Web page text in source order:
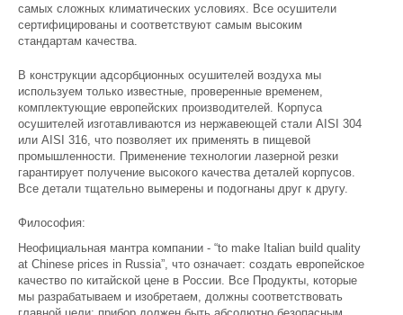
самых сложных климатических условиях. Все осушители
сертифицированы и соответствуют самым высоким
стандартам качества.
В конструкции адсорбционных осушителей воздуха мы
используем только известные, проверенные временем,
комплектующие европейских производителей. Корпуса
осушителей изготавливаются из нержавеющей стали AISI 304
или AISI 316, что позволяет их применять в пищевой
промышленности. Применение технологии лазерной резки
гарантирует получение высокого качества деталей корпусов.
Все детали тщательно вымерены и подогнаны друг к другу.
Философия:
Неофициальная мантра компании - “to make Italian build quality
at Chinese prices in Russia”, что означает: создать европейское
качество по китайской цене в России. Все Продукты, которые
мы разрабатываем и изобретаем, должны соответствовать